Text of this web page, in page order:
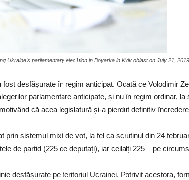
Ukraine's parliamentary elec1tion in Boyarka in Kyiv oblast on July 21, 2019.
desfășurate în regim anticipat. Odată ce Volodimir
parlamentare anticipate, și nu în regim ordinar,
că acea legislatură și-a pierdut definitiv
sistemul mixt de vot, la fel ca scrutinul din 24
de partid (225 de deputați), iar ceilalți 225 – pe
desfășurate pe teritoriul Ucrainei. Potrivit acestora,